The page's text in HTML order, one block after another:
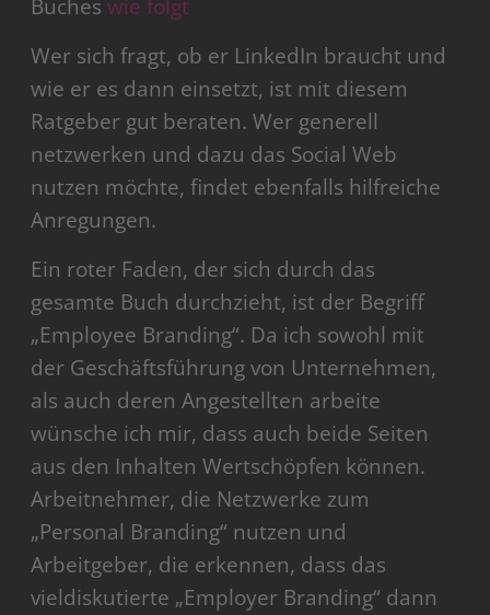
Bucheswie folgt
Wer sich fragt, ob er LinkedIn braucht und
wie er es dann einsetzt, ist mit diesem
Ratgeber gut beraten. Wer generell
netzwerken und dazu das Social Web
nutzen möchte, findet ebenfalls hilfreiche
Anregungen.
Ein roter Faden, der sich durch das
gesamte Buch durchzieht, ist der Begriff
„Employee Branding“. Da ich sowohl mit
der Geschäftsführung von Unternehmen,
als auch deren Angestellten arbeite
wünsche ich mir, dass auch beide Seiten
aus den Inhalten Wertschöpfen können.
Arbeitnehmer, die Netzwerke zum
„Personal Branding“ nutzen und
Arbeitgeber, die erkennen, dass das
vieldiskutierte „Employer Branding“ dann